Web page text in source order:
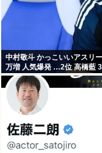
中村敬斗 かっこいいアスリ
万増 人気爆発 …2位 高橋藍